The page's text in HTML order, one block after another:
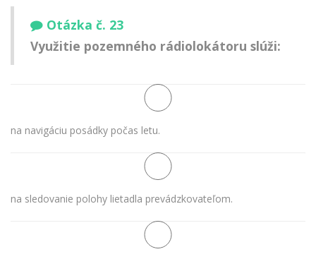
Otázka č. 23
Využitie pozemného rádiolokátoru slúži:
na navigáciu posádky počas letu.
na sledovanie polohy lietadla prevádzkovateľom.